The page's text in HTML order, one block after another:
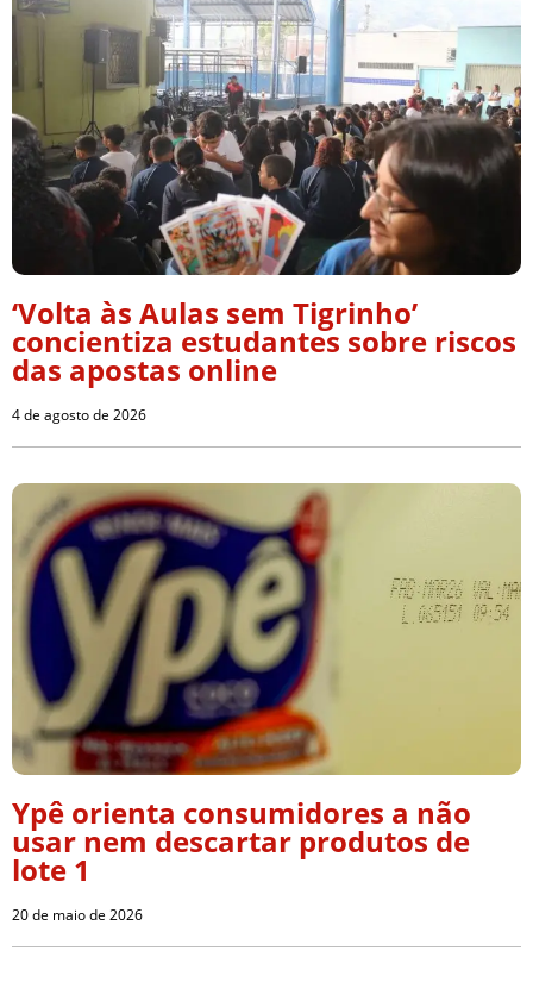
‘Volta às Aulas sem Tigrinho’
concientiza estudantes sobre riscos
das apostas online
4 de agosto de 2026
Ypê orienta consumidores a não
usar nem descartar produtos de
lote 1
20 de maio de 2026